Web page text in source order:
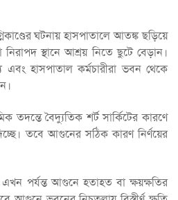
ঘটনায় হাসপাতালে আতঙ্ক ছড়িয়ে
স্থানে আশ্রয় নিতে ছুটে বেড়ান।
হাসপাতাল কর্মচারীরা ভবন থেকে
তদন্তে বৈদ্যুতিক শর্ট সার্কিটের কারণে
তবে আগুনের সঠিক কারণ নির্ণয়ের
এখন পর্যন্ত আগুনে হতাহত বা ক্ষয়ক্ষতির